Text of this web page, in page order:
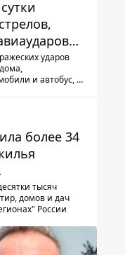
ударов
и автобус, а
более 34
тысяч
домов и дач
России